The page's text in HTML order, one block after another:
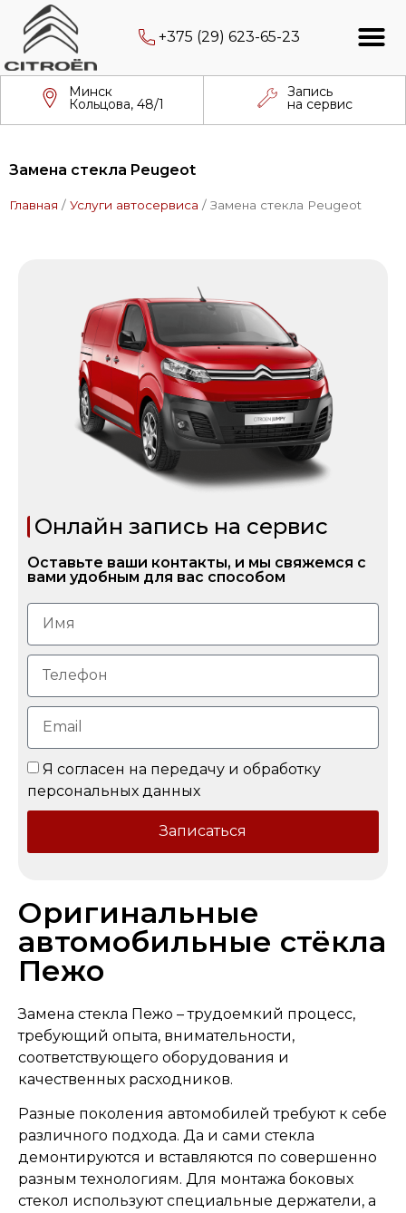
+375 (29) 623-65-23
Минск
Кольцова, 48/1
Запись
на сервис
Замена стекла Peugeot
Главная / Услуги автосервиса / Замена стекла Peugeot
Онлайн запись на сервис
Оставьте ваши контакты, и мы свяжемся с
вами удобным для вас способом
Я согласен на передачу и обработку
персональных данных
Записаться
Оригинальные
автомобильные стёкла
Пежо
Замена стекла Пежо – трудоемкий процесс,
требующий опыта, внимательности,
соответствующего оборудования и
качественных расходников.
Разные поколения автомобилей требуют к себе
различного подхода. Да и сами стекла
демонтируются и вставляются по совершенно
разным технологиям. Для монтажа боковых
стекол используют специальные держатели, а